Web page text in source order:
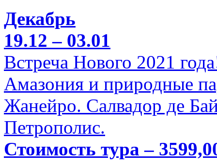
Декабрь
19.12 – 03.01
Встреча Нового 2021
Амазония и природные
Жанейро. Салвадор де
Петрополис.
Стоимость тура –